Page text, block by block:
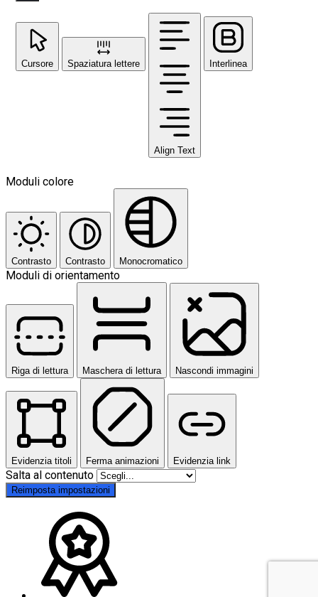
Cursore Spaziatura lettere
Align Text
Interlinea
Moduli colore
Contrasto Contrasto Monocromatico
Moduli di orientamento
Riga di lettura Maschera di lettura Nascondi immagini
Evidenzia titoli Ferma animazioni Evidenzia link
Salta al contenuto
Reimposta impostazioni